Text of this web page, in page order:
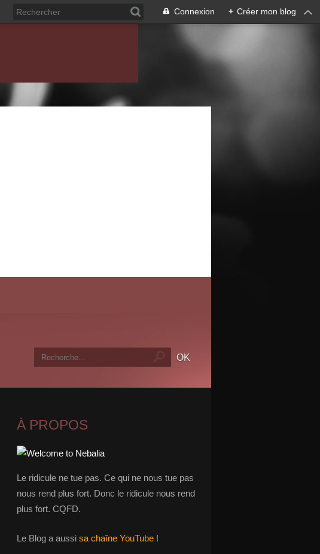
Connexion + Créer mon blog
À PROPOS
Le ridicule ne tue pas. Ce qui ne nous tue pas
nous rend plus fort. Donc le ridicule nous rend
plus fort. CQFD.
Le Blog a aussi sa chaîne YouTube !